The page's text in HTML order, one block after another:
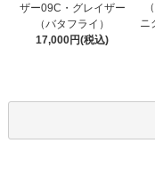
ザー09C・グレイザー
（バタフライ）
17,000円(税込)
ニ